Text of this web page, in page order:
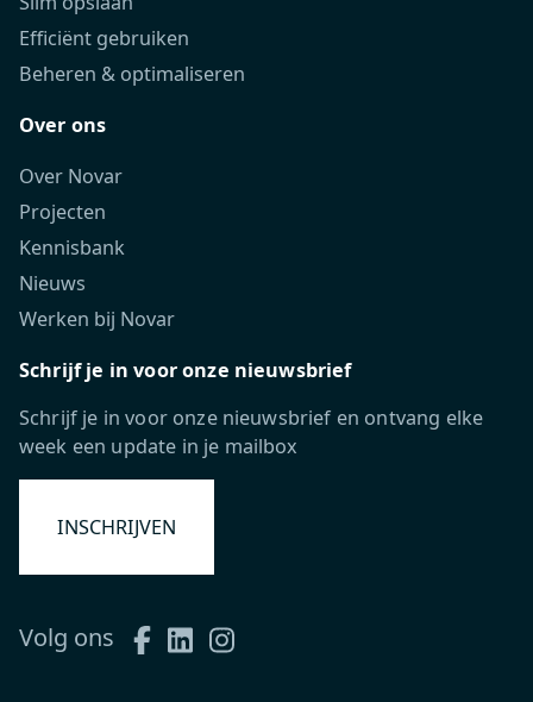
Efficiënt gebruiken
Beheren & optimaliseren
Over ons
Over Novar
Projecten
Kennisbank
Nieuws
Werken bij Novar
Schrijf je in voor onze nieuwsbrief
Schrijf je in voor onze nieuwsbrief en ontvang elke
week een update in je mailbox
INSCHRIJVEN
Volg ons